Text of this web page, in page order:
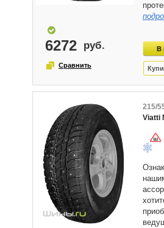
6272
215/
Viatti